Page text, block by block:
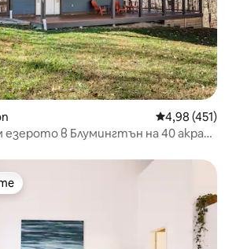
Средна
4,98 (451)
езерото в Блумингтън на 40 акра